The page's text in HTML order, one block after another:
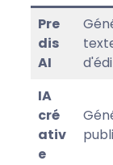
Pre
dis
AI
IA
cré
ativ
e